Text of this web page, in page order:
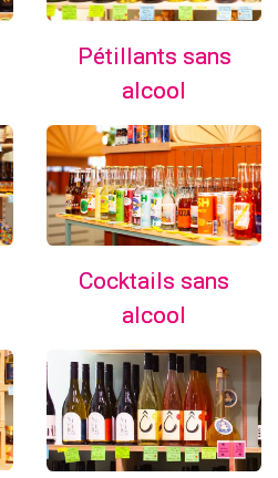
Pétillants sans
alcool
Cocktails sans
alcool